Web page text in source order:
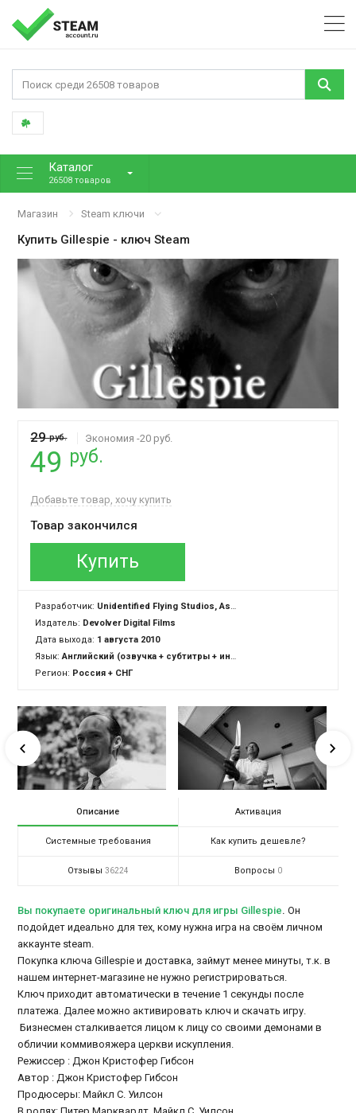
Каталог
26508 товаров
Магазин Steam ключи
Купить Gillespie - ключ Steam
29руб. Экономия -20 руб.
49 руб.
Добавьте товар, хочу купить
Товар закончился
Купить
Разработчик: Unidentified Flying Studios, Asaahland Pictures
Издатель: Devolver Digital Films
Дата выхода: 1 августа 2010
Язык:Английский (озвучка + субтитры + интерфейс)
Регион: Россия + СНГ
Описание Активация
Системные требования Как купить дешевле?
Отзывы 36224 Вопросы 0
Вы покупаете оригинальный ключ для игры Gillespie. Он
подойдет идеально для тех, кому нужна игра на своём личном
аккаунте steam.
Покупка ключа Gillespie и доставка, займут менее минуты, т.к. в
нашем интернет-магазине не нужно регистрироваться.
Ключ приходит автоматически в течение 1 секунды после
платежа. Далее можно активировать ключ и скачать игру.
Бизнесмен сталкивается лицом к лицу со своими демонами в
обличии коммивояжера церкви искупления.
Режиссер : Джон Кристофер Гибсон
Автор : Джон Кристофер Гибсон
Продюсеры: Майкл С. Уилсон